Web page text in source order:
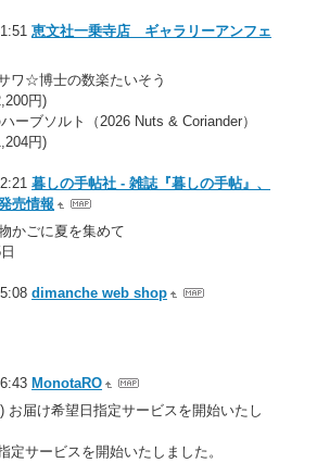
恵文社一乗寺店 ギャラリーアンフェ
ワ☆博士の数楽たいそう
円)
ーブソルト（2026 Nuts & Coriander）
円)
暮しの手帖社 - 雑誌『暮しの手帖』、
売情報
かごに夏を集めて
dimanche web shop
MonotaRO
お届け希望日指定サービスを開始いたし
定サービスを開始いたしました。